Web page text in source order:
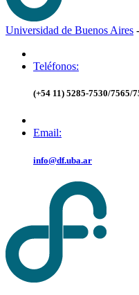
Universidad de Buenos Aires -
Teléfonos:
(+54 11) 5285-7530/7565/
Email:
info@df.uba.ar